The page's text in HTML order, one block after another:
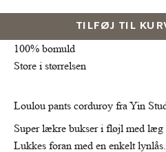
TILFØJ TIL
100% bomuld
Store i størrelsen
Loulou pants corduroy fra Yin
Super lækre bukser i fløjl med læg
Lukkes foran med en enkelt lynlås.